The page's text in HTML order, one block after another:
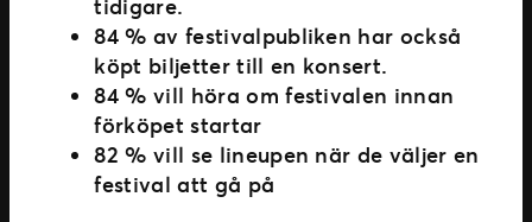
84 % av festivalpubliken har också
köpt biljetter till en konsert.
84 % vill höra om festivalen innan
förköpet startar
82 % vill se lineupen när de väljer en
festival att gå på